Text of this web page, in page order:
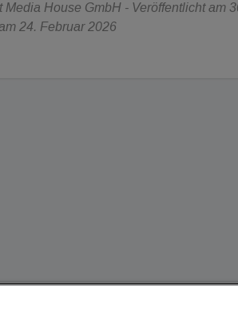
House GmbH - Veröffentlicht am
24. Februar 2026